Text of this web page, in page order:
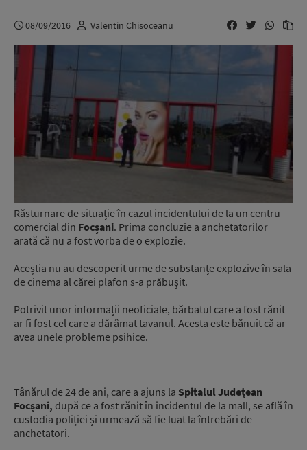
08/09/2016 Valentin Chisoceanu
Răsturnare de situație în cazul incidentului de la un centru
comercial din Focșani. Prima concluzie a anchetatorilor
arată că nu a fost vorba de o explozie.
Aceștia nu au descoperit urme de substanțe explozive în sala
de cinema al cărei plafon s-a prăbușit.
Potrivit unor informații neoficiale, bărbatul care a fost rănit
ar fi fost cel care a dărâmat tavanul. Acesta este bănuit că ar
avea unele probleme psihice.
Tânărul de 24 de ani, care a ajuns la Spitalul Județean
Focșani, după ce a fost rănit în incidentul de la mall, se află în
custodia poliției și urmează să fie luat la întrebări de
anchetatori.